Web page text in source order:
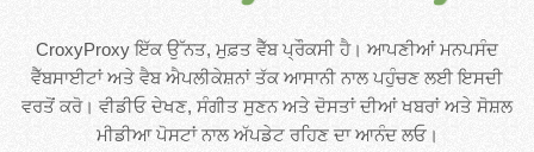
CroxyProxy ਇੱਕ ਉੱਨਤ, ਮੁਫ਼ਤ ਵੈੱਬ ਪ੍ਰੌਕਸੀ ਹੈ। ਆਪਣੀਆਂ ਮਨਪਸੰਦ
ਵੈੱਬਸਾਈਟਾਂ ਅਤੇ ਵੈਬ ਐਪਲੀਕੇਸ਼ਨਾਂ ਤੱਕ ਆਸਾਨੀ ਨਾਲ ਪਹੁੰਚਣ ਲਈ ਇਸਦੀ
ਵਰਤੋਂ ਕਰੋ। ਵੀਡੀਓ ਦੇਖਣ, ਸੰਗੀਤ ਸੁਣਨ ਅਤੇ ਦੋਸਤਾਂ ਦੀਆਂ ਖਬਰਾਂ ਅਤੇ ਸੋਸ਼ਲ
ਮੀਡੀਆ ਪੋਸਟਾਂ ਨਾਲ ਅੱਪਡੇਟ ਰਹਿਣ ਦਾ ਆਨੰਦ ਲਓ।